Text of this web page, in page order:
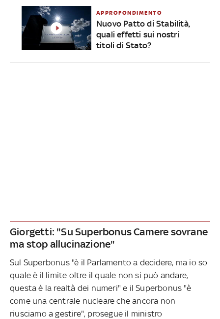
APPROFONDIMENTO
Nuovo Patto di Stabilità,
quali effetti sui nostri
titoli di Stato?
Giorgetti: "Su Superbonus Camere sovrane
ma stop allucinazione"
Sul Superbonus "è il Parlamento a decidere, ma io so
quale è il limite oltre il quale non si può andare,
questa è la realtà dei numeri" e il Superbonus "è
come una centrale nucleare che ancora non
riusciamo a gestire", prosegue il ministro